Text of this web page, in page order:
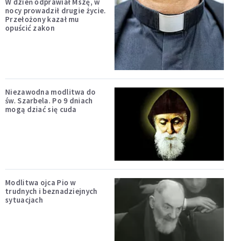
nocy prowadził drugie życie.
Przełożony kazał mu
opuścić zakon
Niezawodna modlitwa do
św. Szarbela. Po 9 dniach
mogą dziać się cuda
Modlitwa ojca Pio w
trudnych i beznadziejnych
sytuacjach